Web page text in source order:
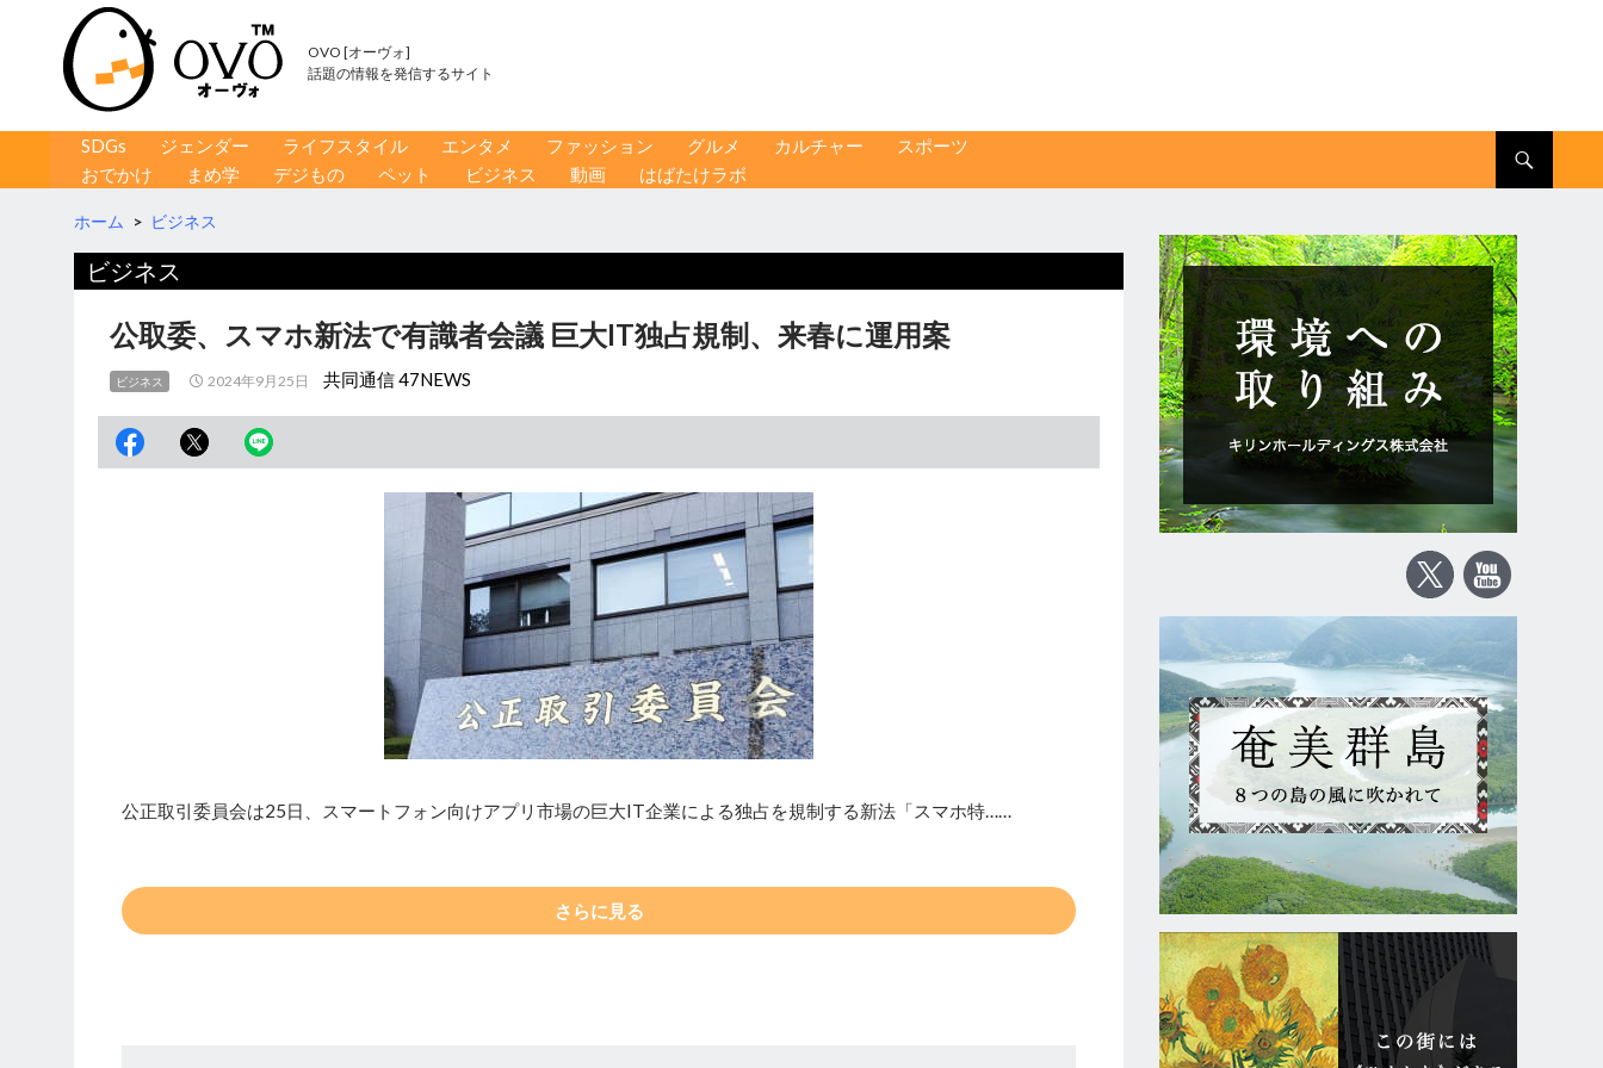
OVO [オーヴォ]
話題の情報を発信するサイト
コンテンツへ移動
SDGs ジェンダー ライフスタイル エンタメ ファッション グルメ カルチャー
スポーツ
おでかけ
まめ学 デジもの ペット ビジネス 動画 はばたけラボ
ホーム > ビジネス
ビジネス
公取委、スマホ新法で有識者会議 巨大IT独占規制、来春に運用案
ビジネス 2024年9月25日 共同通信 47NEWS
公正取引委員会は25日、スマートフォン向けアプリ市場の巨大IT企業による独占を規制する新法「スマホ特……
さらに見る